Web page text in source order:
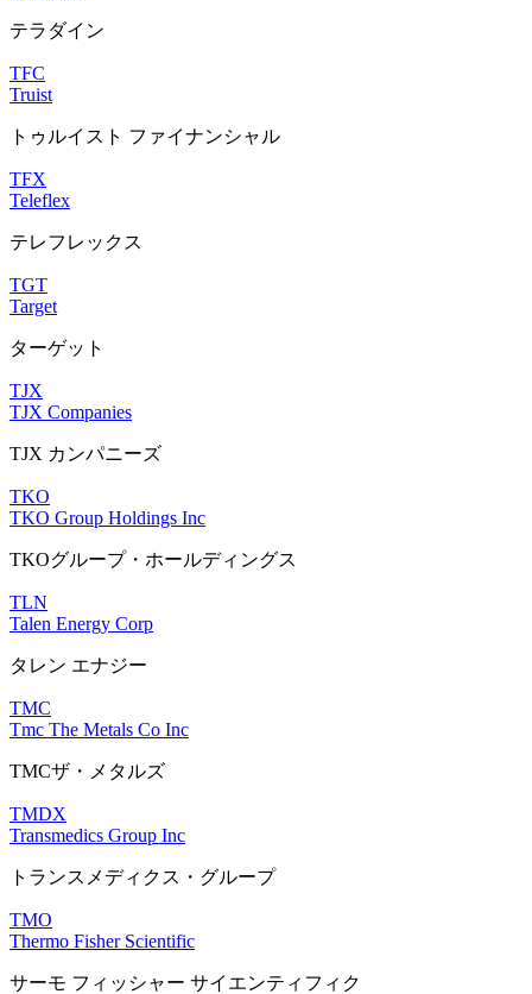
テラダイン
TFC
Truist
トゥルイスト ファイナンシャル
TFX
Teleflex
テレフレックス
TGT
Target
ターゲット
TJX
TJX Companies
TJX カンパニーズ
TKO
TKO Group Holdings Inc
TKOグループ・ホールディングス
TLN
Talen Energy Corp
タレン エナジー
TMC
Tmc The Metals Co Inc
TMCザ・メタルズ
TMDX
Transmedics Group Inc
トランスメディクス・グループ
TMO
Thermo Fisher Scientific
サーモ フィッシャー サイエンティフィク